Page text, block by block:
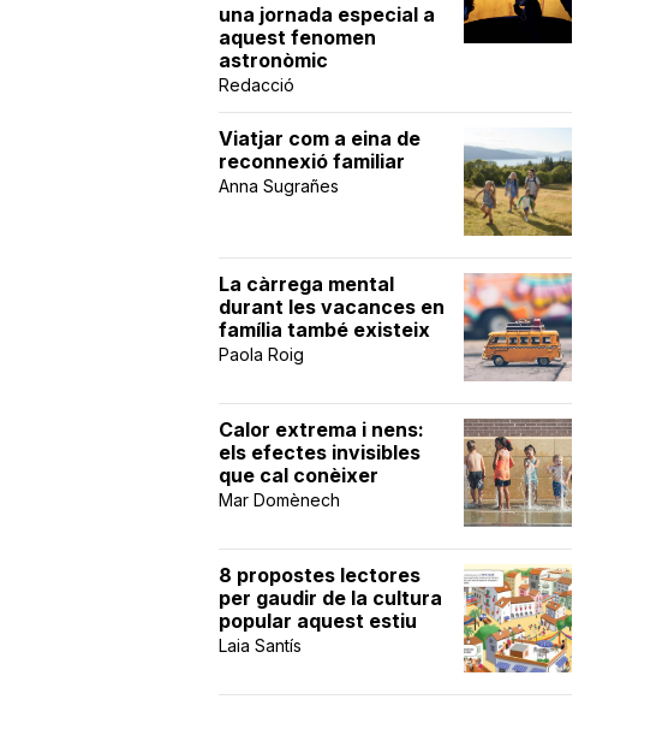
una jornada especial a
aquest fenomen
astronòmic
Redacció
Viatjar com a eina de
reconnexió familiar
Anna Sugrañes
La càrrega mental
durant les vacances en
família també existeix
Paola Roig
Calor extrema i nens:
els efectes invisibles
que cal conèixer
Mar Domènech
8 propostes lectores
per gaudir de la cultura
popular aquest estiu
Laia Santís